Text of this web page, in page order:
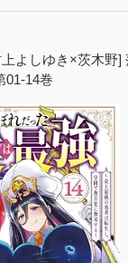
よしゆき×茨木野]
01-14巻